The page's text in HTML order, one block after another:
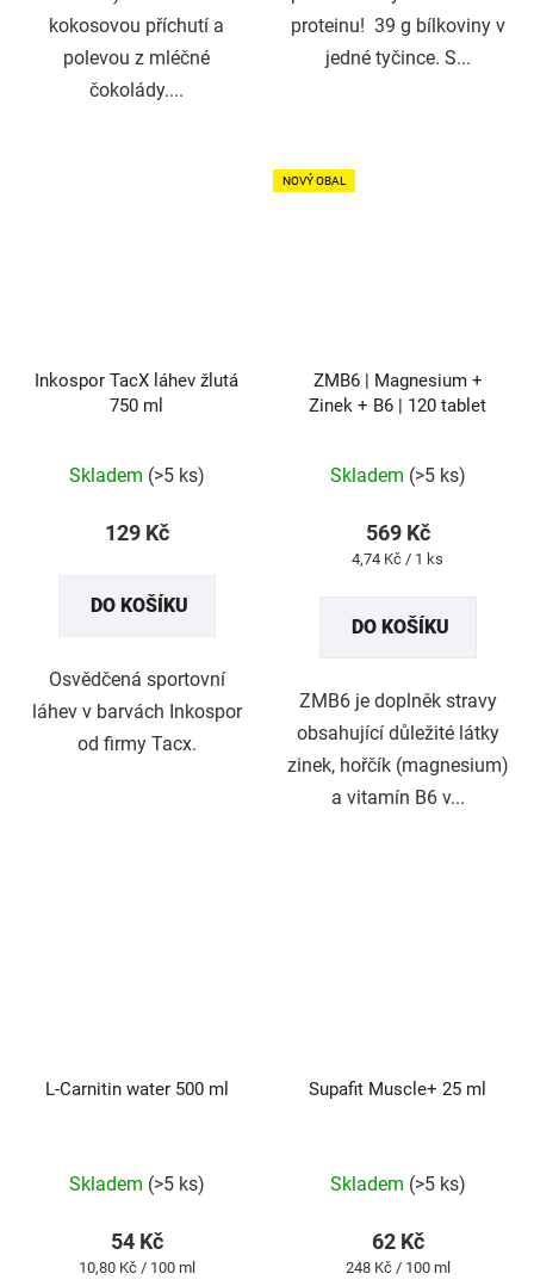
kokosovou příchutí a
polevou z mléčné
čokolády....
proteinu! 39 g bílkoviny v
jedné tyčince. S...
Inkospor TacX láhev žlutá
750 ml
Skladem (>5 ks)
129 Kč
DO KOŠÍKU
Osvědčená sportovní
láhev v barvách Inkospor
od firmy Tacx.
NOVÝ OBAL
ZMB6 | Magnesium +
Zinek + B6 | 120 tablet
hodnocení
je
Skladem (>5 ks)
569 Kč
Měrná
4,74 Kč / 1 ks
DO KOŠÍKU
ZMB6 je doplněk stravy
obsahující důležité látky
zinek, hořčík (magnesium)
a vitamín B6 v...
L-Carnitin water 500 ml
hodnocení
je
Skladem (>5 ks)
54 Kč
Měrná
10,80 Kč / 100 ml
Supafit Muscle+ 25 ml
hodnocení
je
Skladem (>5 ks)
62 Kč
Měrná
248 Kč / 100 ml